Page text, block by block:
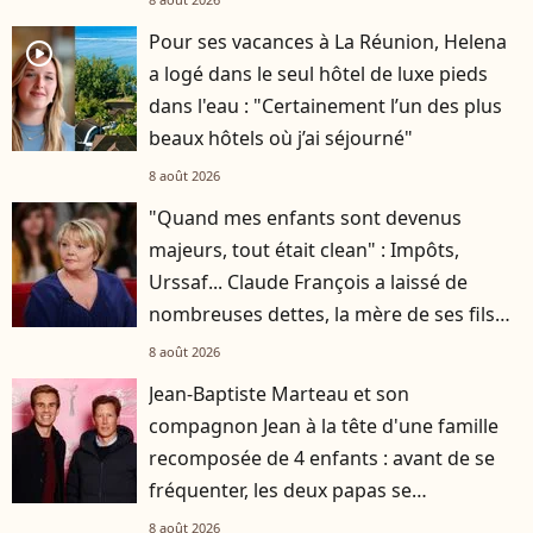
player2
Pour ses vacances à La Réunion, Helena
a logé dans le seul hôtel de luxe pieds
dans l'eau : "Certainement l’un des plus
beaux hôtels où j’ai séjourné"
8 août 2026
"Quand mes enfants sont devenus
majeurs, tout était clean" : Impôts,
Urssaf... Claude François a laissé de
nombreuses dettes, la mère de ses fils
s'est occupée de tout
8 août 2026
Jean-Baptiste Marteau et son
compagnon Jean à la tête d'une famille
recomposée de 4 enfants : avant de se
fréquenter, les deux papas se
connaissaient depuis des années
8 août 2026